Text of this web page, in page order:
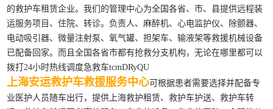
的救护车租赁企业。我们的管理中心为全国各省、市、县提供远程装
运服务项目、住院、转诊。负责人、麻醉机、心电监护仪、除颤器、
电动吸引器、微量注射泵、氧气罐、担架车、输液架等救援机械设备
已配备回家。而且全国各省市都有抢救分支机构，无论在哪里都可以
拨打24小时热线调度急救车tcmDRyQU
上海安运救护车救援服务中心可根据患者需要选择并配备专
业医护人员随车出行，提供上海救护租赁、救护车护送、救护车转